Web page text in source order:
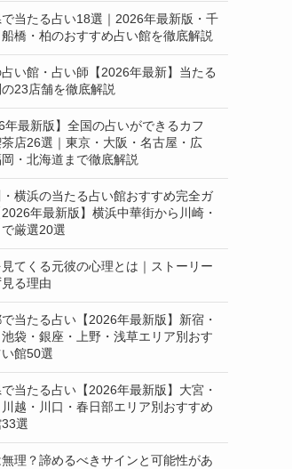
当たる占い18選｜2026年最新版・千
橋・柏のおすすめ占い館を徹底解説
い館・占い師【2026年最新】当たる
23店舗を徹底解説
年最新版】全国の占いができるカフ
茶店26選｜東京・大阪・名古屋・広
・北海道まで徹底解説
横浜の当たる占い館おすすめ完全ガ
年最新版】横浜中華街から川崎・
厳選20選
てくる元彼の心理とは｜ストーリー
る理由
当たる占い【2026年最新版】新宿・
袋・銀座・上野・浅草エリア別おす
館50選
当たる占い【2026年最新版】大宮・
越・川口・春日部エリア別おすすめ
選
理？諦めるべきサインと可能性があ